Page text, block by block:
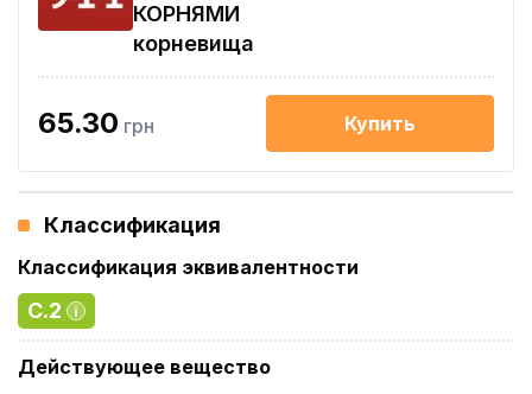
КОРНЯМИ
корневища
65.30 грн Купить
Классификация
Классификация эквивалентности
C.2
Действующее вещество